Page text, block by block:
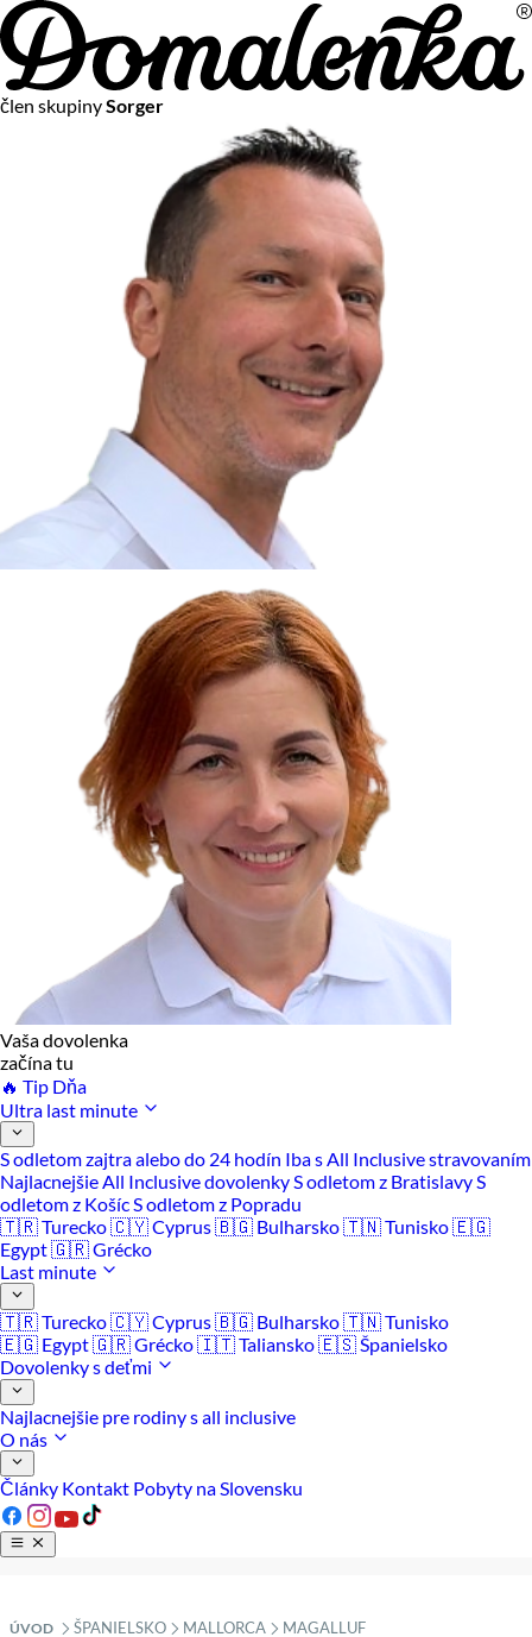
člen skupinySorger
Vaša dovolenka
začína tu
🔥 Tip Dňa
Ultra last minute
S odletom zajtra alebo do 24 hodín Iba s All Inclusive stravovaním
Najlacnejšie All Inclusive dovolenkyS odletom z BratislavyS
odletom z KošícS odletom z Popradu
🇹🇷 Turecko🇨🇾 Cyprus🇧🇬 Bulharsko🇹🇳 Tunisko🇪🇬
Egypt🇬🇷 Grécko
Last minute
🇹🇷 Turecko🇨🇾 Cyprus🇧🇬 Bulharsko🇹🇳 Tunisko
🇪🇬 Egypt🇬🇷 Grécko🇮🇹 Taliansko🇪🇸 Španielsko
Dovolenky s deťmi
Najlacnejšie pre rodiny s all inclusive
O nás
Články Kontakt Pobyty na Slovensku
ÚVOD »
ŠPANIELSKO »
MALLORCA »
MAGALLUF
Na vašom súkromí nám záleží
Chceme vám neustále poskytovať tie najlepšie služby.
Vzhľadom k platnej legislatíve od vás ale potrebujeme súhlas
s používaním súborov cookies.
Viac o personalizácii a meraní
Aby sme vedeli, čo sa deje na webových stránkach a aby sme
vám mohli prispôsobiť ponuky na mieru či reklamu,
používame cookies a taktiežslužby spoločnosti Google
Čo sú cookies?
Cookies sú malé textové súbory, ktoré môžu byť používané
webovými stránkami, aby zefektívnili používateľský zážitok.
Vďaka cookies vám môžeme ponúkať služby podľa toho, čo
naozaj hľadáte a chcete nájsť.
Kedykoľvek sa môžete slobodne rozhodnúť, ktoré typy
používania cookies chcete umožniť.
Zákon uvádza, že môžeme ukladať cookies na vašom
zariadení, pokiaľ sú nevyhnutne nutné pre prevádzku tejto
Cookies, ktoré používame
Technické a nevyhnutné cookies
Analytické a marketingové cookies
Reklamné úložisko
Reklamné používateľské dáta
Personalizácia reklám
Povoliť vybrané
Odmietnuť